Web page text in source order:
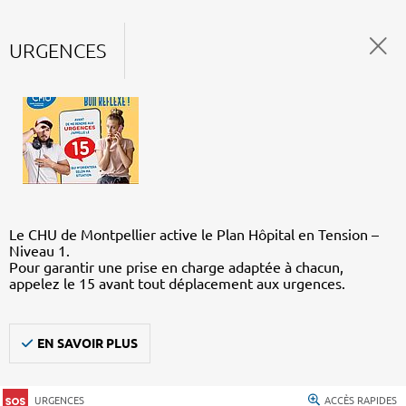
URGENCES
Le CHU de Montpellier active le Plan Hôpital en Tension –
Niveau 1.
Pour garantir une prise en charge adaptée à chacun,
appelez le 15 avant tout déplacement aux urgences.
EN SAVOIR PLUS
URGENCES ACCÈS RAPIDES